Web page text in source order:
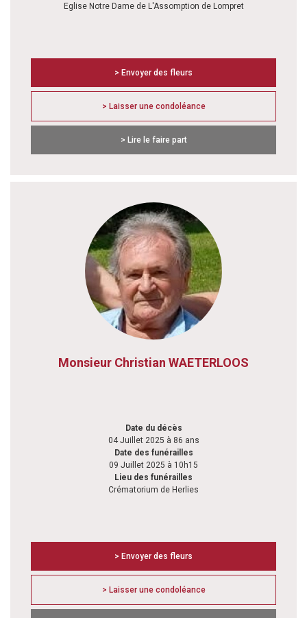
Eglise Notre Dame de L'Assomption de Lompret
> Envoyer des fleurs
> Laisser une condoléance
> Lire le faire part
Monsieur Christian WAETERLOOS
Date du décès
04 Juillet 2025 à 86 ans
Date des funérailles
09 Juillet 2025 à 10h15
Lieu des funérailles
Crématorium de Herlies
> Envoyer des fleurs
> Laisser une condoléance